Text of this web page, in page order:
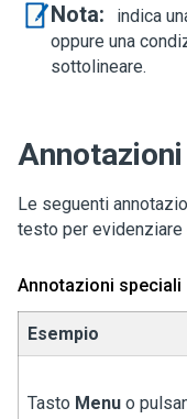
Nota:
indica
oppure una
sottolineare.
Le seguenti
testo per
Annotazioni speciali
Esempio
Tasto Menu o